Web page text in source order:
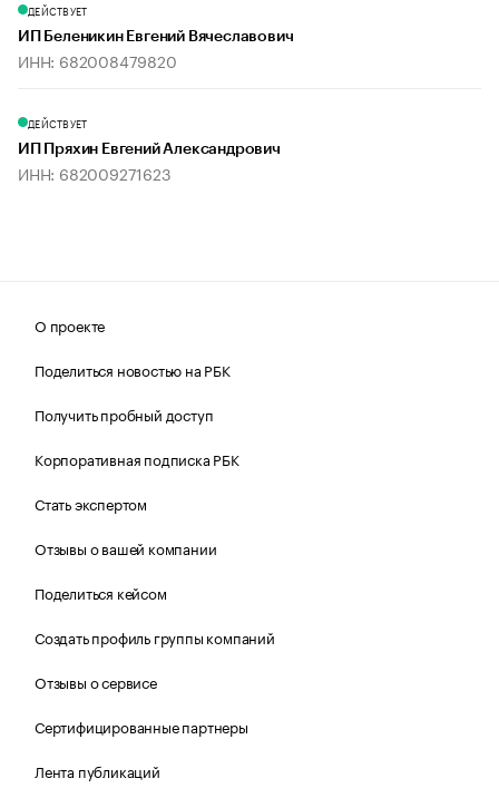
ДЕЙСТВУЕТ
ИП Беленикин Евгений Вячеславович
ИНН: 682008479820
ДЕЙСТВУЕТ
ИП Пряхин Евгений Александрович
ИНН: 682009271623
О проекте
Поделиться новостью на РБК
Получить пробный доступ
Корпоративная подписка РБК
Стать экспертом
Отзывы о вашей компании
Поделиться кейсом
Создать профиль группы компаний
Отзывы о сервисе
Сертифицированные партнеры
Лента публикаций